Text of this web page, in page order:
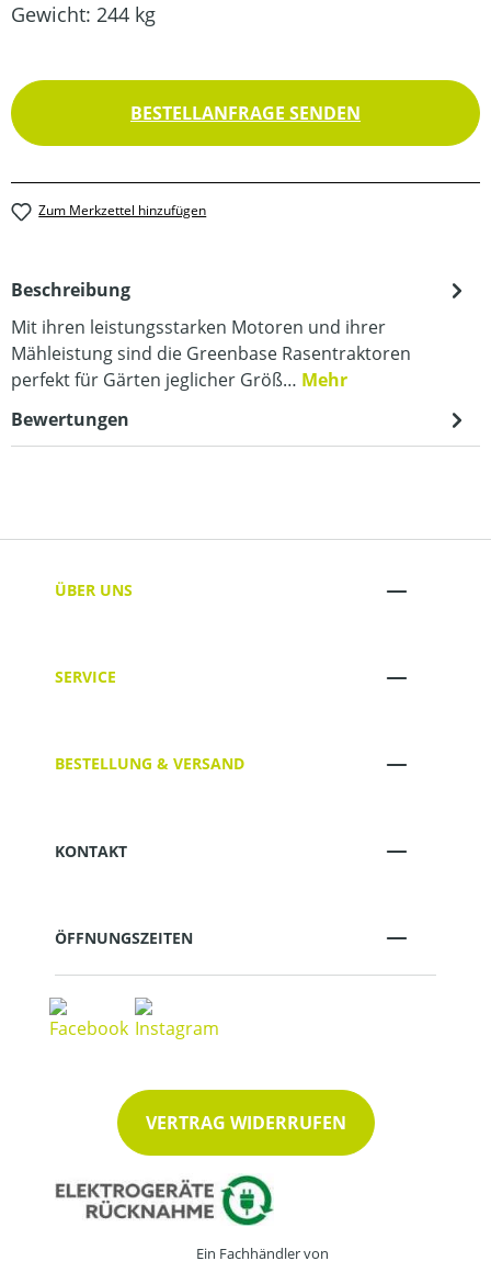
Gewicht: 244 kg
BESTELLANFRAGE SENDEN
Zum Merkzettel hinzufügen
Beschreibung
Mit ihren leistungsstarken Motoren und ihrer
Mähleistung sind die Greenbase Rasentraktoren
perfekt für Gärten jeglicher Größ… Mehr
Bewertungen
ÜBER UNS
SERVICE
BESTELLUNG & VERSAND
KONTAKT
ÖFFNUNGSZEITEN
VERTRAG WIDERRUFEN
Ein Fachhändler von